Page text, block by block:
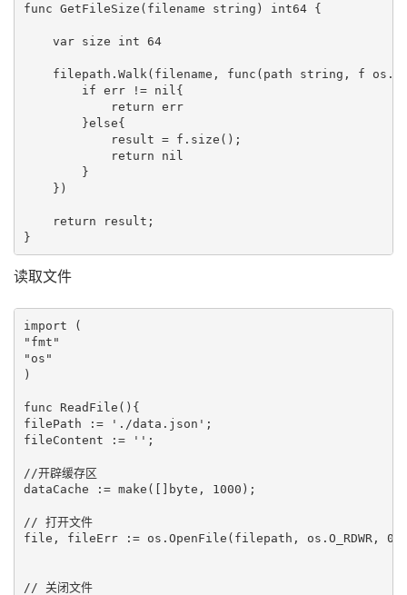
func GetFileSize(filename string) int64 {
    var size int 64
filepath.Walk(filename, func(path string, f
        if err != nil{
            return err
        }else{
            result = f.size();
            return nil
        }
    })
    return result;
读取文件
import (
"fmt"
"os"
)
func ReadFile(){
filePath := './data.json';
fileContent := '';
//开辟缓存区
dataCache := make([]byte, 1000);
// 打开文件
file, fileErr := os.OpenFile(filepath, os.O_RDWR,
// 关闭文件